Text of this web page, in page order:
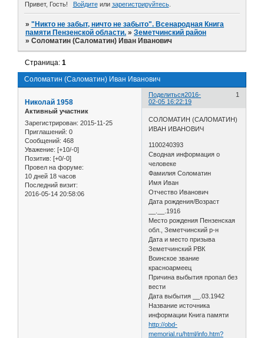
Привет, Гость! Войдитеили зарегистрируйтесь.
»"Никто не забыт, ничто не забыто". Всенародная Книга
памяти Пензенской области. »Земетчинский район
»Соломатин (Саломатин) Иван Иванович
Соломатин (Саломатин) Иван Иванович
Страница:1
Поделиться 1
2016-
02-05 16:22:19
Николай 1958
Активный участник
Зарегистрирован: 2015-11-25
Приглашений: 0
Сообщений: 468
Уважение: [+10/-0]
Позитив: [+0/-0]
Провел на форуме:
10 дней 18 часов
Последний визит:
2016-05-14 20:58:06
СОЛОМАТИН (САЛОМАТИН)
ИВАН ИВАНОВИЧ
1100240393
Сводная информация о
человеке
Фамилия Соломатин
Имя Иван
Отчество Иванович
Дата рождения/Возраст
__.__.1916
Место рождения Пензенская
обл., Земетчинский р-н
Дата и место призыва
Земетчинский РВК
Воинское звание
красноармеец
Причина выбытия пропал без
вести
Дата выбытия __.03.1942
Название источника
информации Книга памяти
http://obd-
memorial.ru/html/info.htm?